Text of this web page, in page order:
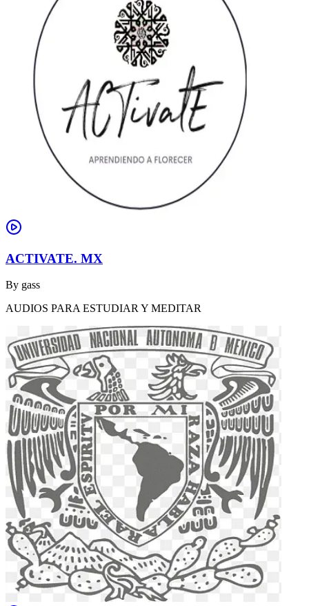
ACTIVATE. MX
By gass
AUDIOS PARA ESTUDIAR Y MEDITAR